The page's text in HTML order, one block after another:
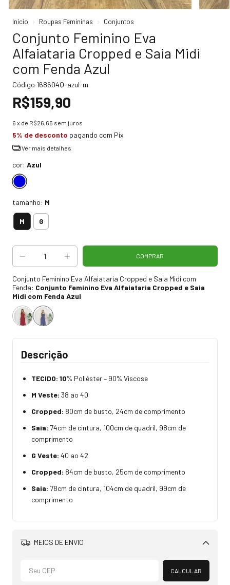
Início Roupas Femininas Conjuntos
Conjunto Feminino Eva
Alfaiataria Cropped e Saia Midi
com Fenda Azul
Código 168604Q-azul-m
R$159,90
6 x de R$26,65 sem juros
5% de desconto pagando com Pix
Ver mais detalhes
cor: Azul
tamanho: M
M G
Conjunto Feminino Eva Alfaiataria Cropped e Saia Midi com
Fenda: Conjunto Feminino Eva Alfaiataria Cropped e Saia
Midi com Fenda Azul
Descrição
TECIDO: 10% Poliéster – 90% Viscose
M Veste: 38 ao 40
Cropped: 80cm de busto, 24cm de comprimento
Saia: 74cm de cintura, 100cm de quadril, 98cm de
comprimento
G Veste: 40 ao 42
Cropped: 84cm de busto, 25cm de comprimento
Saia: 78cm de cintura, 104cm de quadril, 99cm de
comprimento
MEIOS DE ENVIO
Alterar CEP
CALCULAR